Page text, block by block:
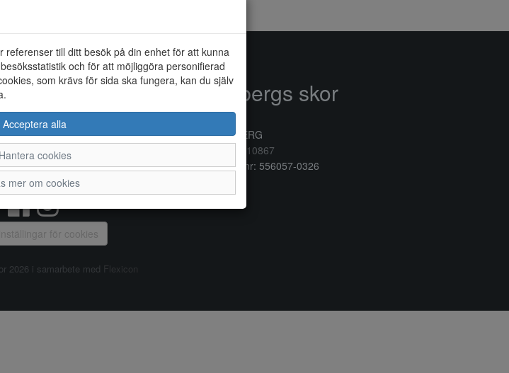
till ditt besök på din enhet för att kunna
och för att möjliggöra personifierad
som krävs för sida ska fungera, kan du själv
Acceptera alla
Hantera cookies
mer om cookies
Anderbergs skor
432 41 VARBERG
0340/10867
Organisationsnr: 556057-0326
för cookies
2026 i samarbete med Flexicon